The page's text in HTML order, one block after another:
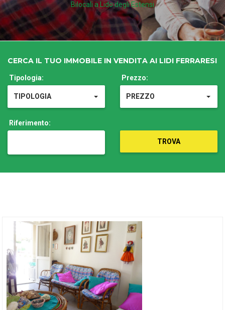
Bilocali a Lido degli Estensi
CERCA IL TUO IMMOBILE IN VENDITA AI LIDI FERRARESI
Tipologia:
TIPOLOGIA
Prezzo:
PREZZO
Riferimento:
TROVA